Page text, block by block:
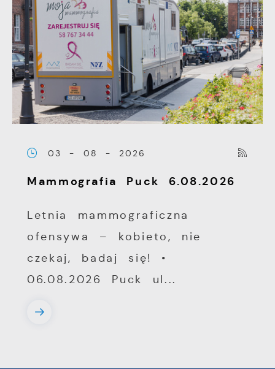
03 - 08 - 2026
Mammografia Puck 6.08.2026
Letnia mammograficzna
ofensywa – kobieto, nie
czekaj, badaj się! •
06.08.2026 Puck ul...